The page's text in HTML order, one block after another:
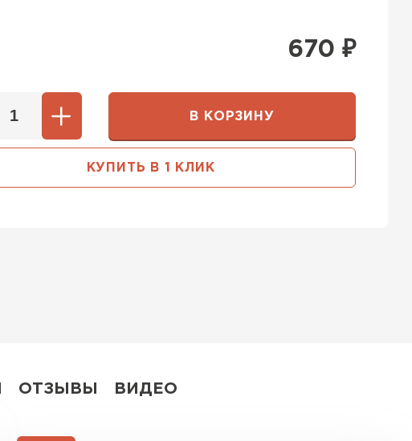
670 ₽
В КОРЗИНУ
КУПИТЬ В 1 КЛИК
ОТЗЫВЫ ВИДЕО